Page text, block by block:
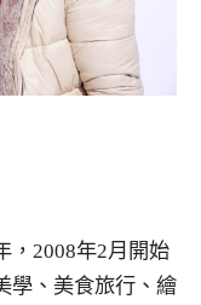
，2008年2月開始
學、美食旅行、繪